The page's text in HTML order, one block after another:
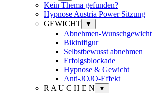
Kein Thema gefunden?
Hypnose Austria Power Sitzung
GEWICHT
▼
Abnehmen-Wunschgewicht
Bikinifigur
Selbstbewusst abnehmen
Erfolgsblockade
Hypnose & Gewicht
Anti-JOJO-Effekt
R A U C H E N
▼